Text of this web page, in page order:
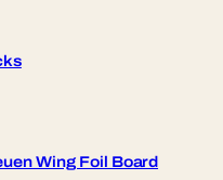
Wing Foil Board